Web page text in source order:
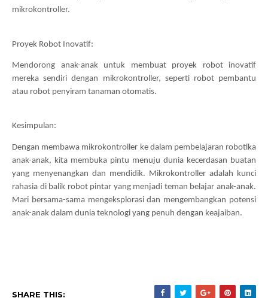
mikrokontroller.
Proyek Robot Inovatif:
Mendorong anak-anak untuk membuat proyek robot inovatif
mereka sendiri dengan mikrokontroller, seperti robot pembantu
atau robot penyiram tanaman otomatis.
Kesimpulan:
Dengan membawa mikrokontroller ke dalam pembelajaran robotika
anak-anak, kita membuka pintu menuju dunia kecerdasan buatan
yang menyenangkan dan mendidik. Mikrokontroller adalah kunci
rahasia di balik robot pintar yang menjadi teman belajar anak-anak.
Mari bersama-sama mengeksplorasi dan mengembangkan potensi
anak-anak dalam dunia teknologi yang penuh dengan keajaiban.
SHARE THIS: